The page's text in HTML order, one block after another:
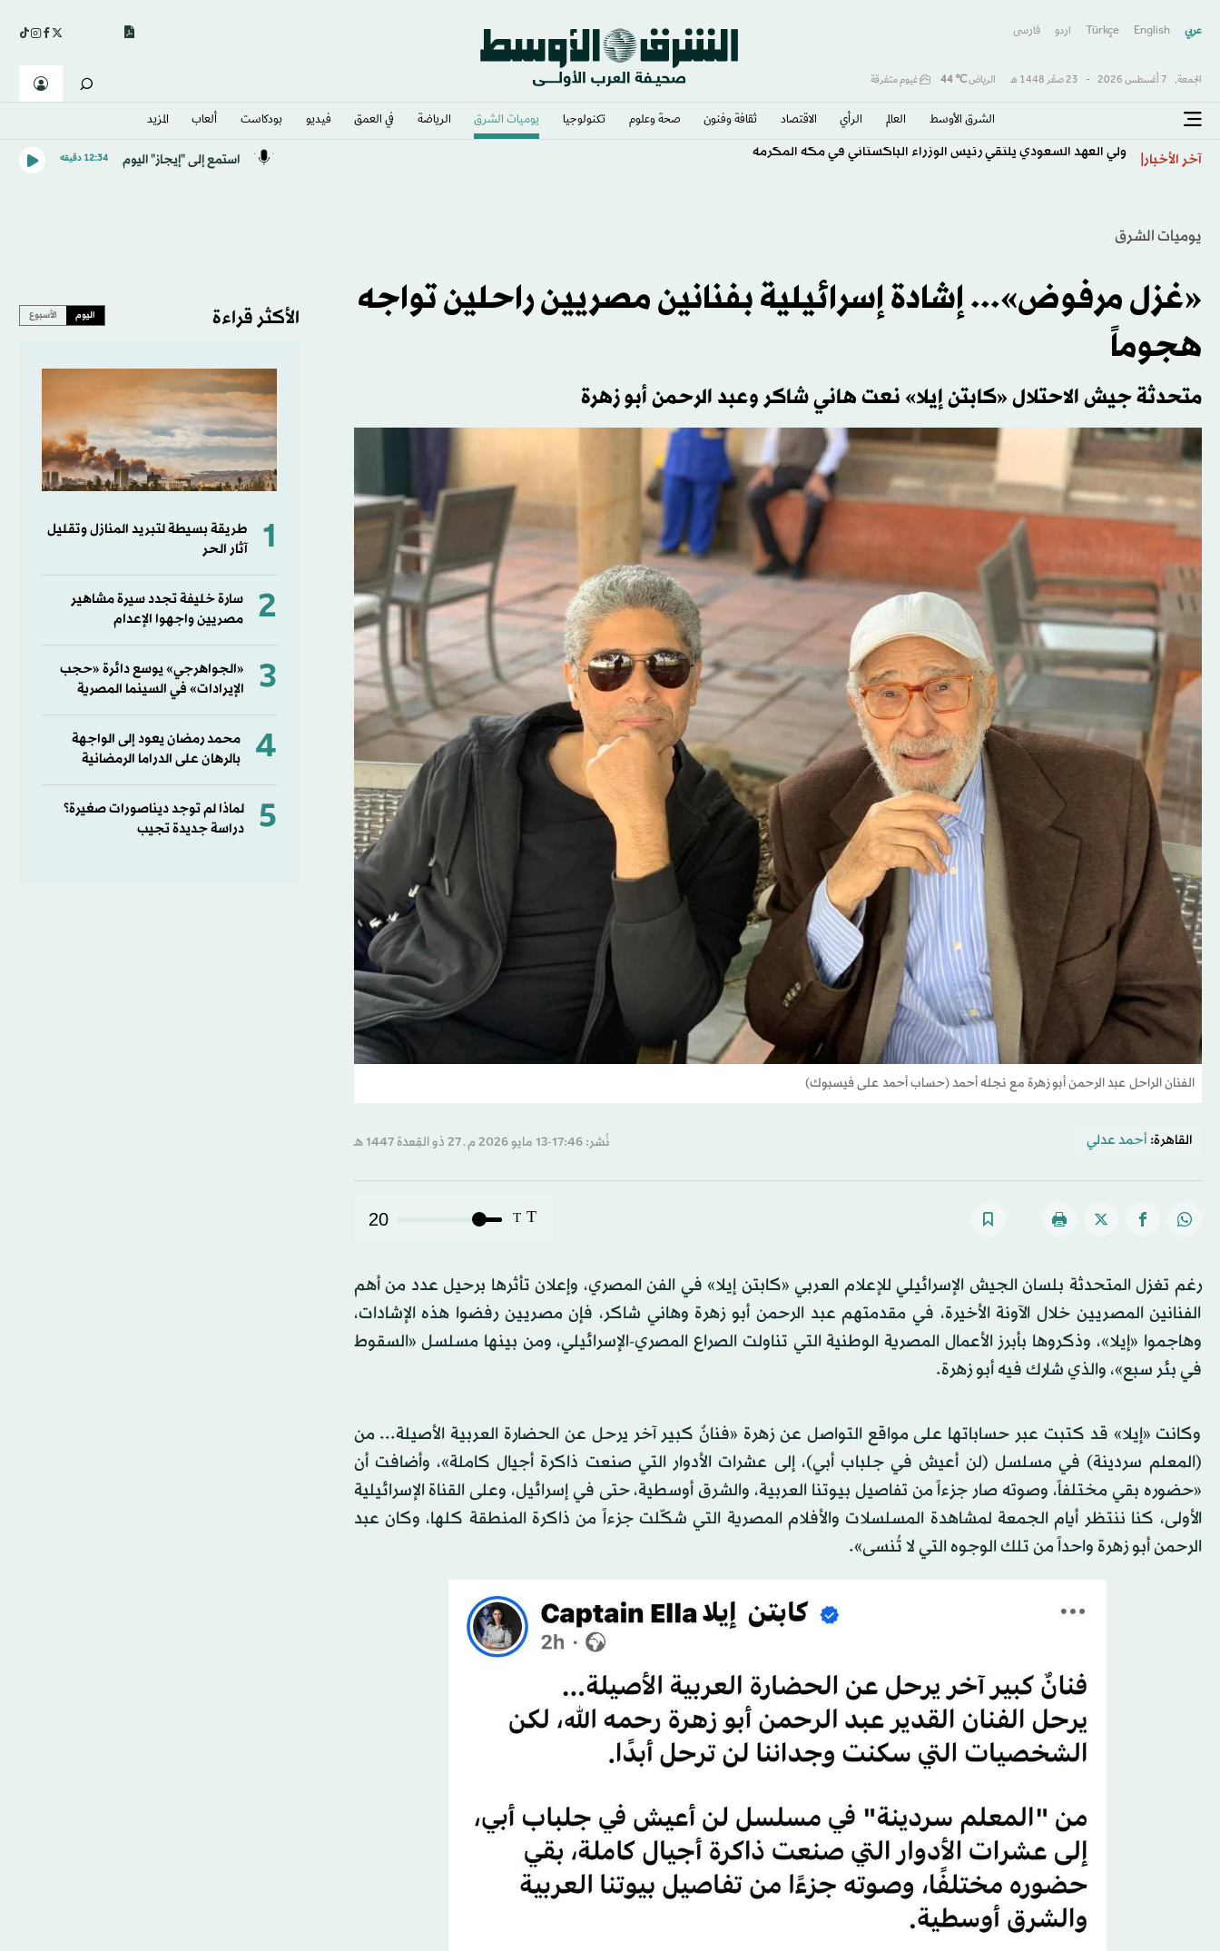
عربي English
Türkçe اردو فارسى
الجمعة, 7 أغسطس 2026 - 23 صفَر 1448 هـ الرياض℃
44 غيوم متفرقة
الشرق الأوسط​ العالم الرأي الاقتصاد ثقافة وفنون صحة وعلوم تكنولوجيا يوميات الشرق​ الرياضة في العمق فيديو بودكاست ألعاب المزيد
آخر الأخبار ولي العهد السعودي يلتقي رئيس الوزراء الباكستاني في مكة المكرمة استمع إلى "إيجاز" اليوم 12:34 دقيقه
يوميات الشرق
«غزل مرفوض»... إشادة إسرائيلية بفنانين مصريين راحلين تواجه
هجوماً
متحدثة جيش الاحتلال «كابتن إيلا» نعت هاني شاكر وعبد الرحمن أبو زهرة
الفنان الراحل عبد الرحمن أبو زهرة مع نجله أحمد (حساب أحمد على فيسبوك)
القاهرة: أحمد عدلي نُشر: 17:46-13 مايو 2026 م ـ 27 ذو القِعدة 1447 هـ
T
T
20
رغم تغزل المتحدثة بلسان الجيش الإسرائيلي للإعلام العربي «كابتن إيلا» في الفن المصري، وإعلان تأثرها برحيل عدد من أهم
الفنانين المصريين خلال الآونة الأخيرة، في مقدمتهم عبد الرحمن أبو زهرة وهاني شاكر، فإن مصريين رفضوا هذه الإشادات،
وهاجموا «إيلا»، وذكروها بأبرز الأعمال المصرية الوطنية التي تناولت الصراع المصري-الإسرائيلي، ومن بينها مسلسل «السقوط
في بئر سبع»، والذي شارك فيه أبو زهرة.
وكانت «إيلا» قد كتبت عبر حساباتها على مواقع التواصل عن زهرة «فنانٌ كبير آخر يرحل عن الحضارة العربية الأصيلة... من
(المعلم سردينة) في مسلسل (لن أعيش في جلباب أبي)، إلى عشرات الأدوار التي صنعت ذاكرة أجيال كاملة»، وأضافت أن
«حضوره بقي مختلفاً، وصوته صار جزءاً من تفاصيل بيوتنا العربية، والشرق أوسطية، حتى في إسرائيل، وعلى القناة الإسرائيلية
الأولى، كنا ننتظر أيام الجمعة لمشاهدة المسلسلات والأفلام المصرية التي شكّلت جزءاً من ذاكرة المنطقة كلها، وكان عبد
الرحمن أبو زهرة واحداً من تلك الوجوه التي لا تُنسى».
الأكثر قراءة اليوم الأسبوع
1
طريقة بسيطة لتبريد المنازل وتقليل
آثار الحر
2
سارة خليفة تجدد سيرة مشاهير
مصريين واجهوا الإعدام
3
«الجواهرجي» يوسع دائرة «حجب
الإيرادات» في السينما المصرية
4
محمد رمضان يعود إلى الواجهة
بالرهان على الدراما الرمضانية
5
لماذا لم توجد ديناصورات صغيرة؟
دراسة جديدة تجيب